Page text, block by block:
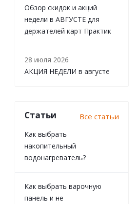
Обзор скидок и акций
недели в АВГУСТЕ для
держателей карт Практик
28 июля 2026
АКЦИЯ НЕДЕЛИ в августе
Статьи Все статьи
Как выбрать
накопительный
водонагреватель?
Как выбрать варочную
панель и не